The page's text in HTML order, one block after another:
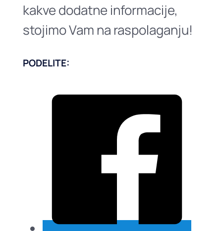
kakve dodatne informacije,
stojimo Vam na raspolaganju!
PODELITE: